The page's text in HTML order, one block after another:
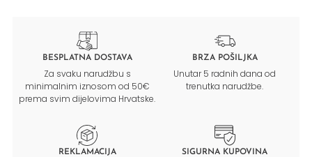
BESPLATNA DOSTAVA
Za svaku narudžbu s
minimalnim iznosom od 50€
prema svim dijelovima Hrvatske.
BRZA POŠILJKA
Unutar 5 radnih dana od
trenutka narudžbe.
REKLAMACIJA SIGURNA KUPOVINA